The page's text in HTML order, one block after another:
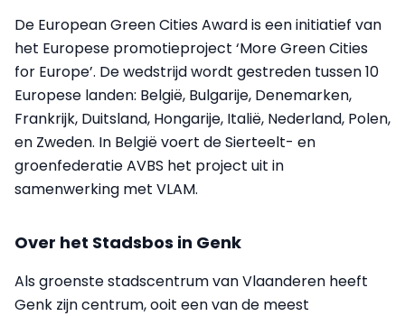
De European Green Cities Award is een initiatief van
het Europese promotieproject ‘More Green Cities
for Europe’. De wedstrijd wordt gestreden tussen 10
Europese landen: België, Bulgarije, Denemarken,
Frankrijk, Duitsland, Hongarije, Italië, Nederland, Polen,
en Zweden. In België voert de Sierteelt- en
groenfederatie AVBS het project uit in
samenwerking met VLAM.
Over het Stadsbos in Genk
Als groenste stadscentrum van Vlaanderen heeft
Genk zijn centrum, ooit een van de meest